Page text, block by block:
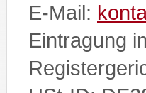
E-Mail:
Eintragung